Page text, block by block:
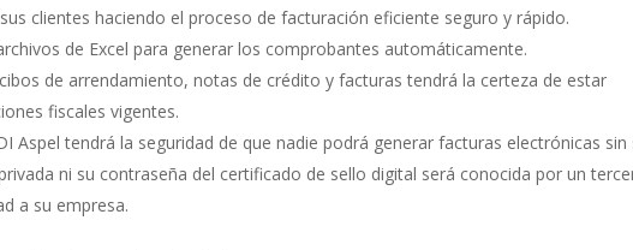
clientes haciendo el proceso de facturación eficiente seguro y rápido.
de Excel para generar los comprobantes automáticamente.
de arrendamiento, notas de crédito y facturas tendrá la certeza de estar
fiscales vigentes.
Aspel tendrá la seguridad de que nadie podrá generar facturas electrónicas sin
ni su contraseña del certificado de sello digital será conocida por un
a su empresa.